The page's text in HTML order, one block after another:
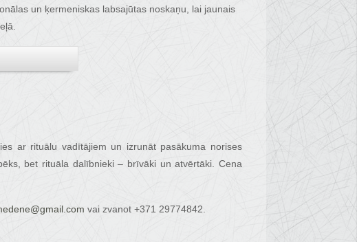
un ķermeniskas labsajūtas noskaņu, lai jaunais
ar rituālu vadītājiem un izrunāt pasākuma norises
bet rituāla dalībnieki – brīvāki un atvērtāki. Cena
vai zvanot +371 29774842.